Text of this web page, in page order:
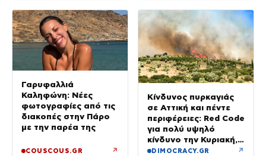
Γαρυφαλλιά
Καληφώνη: Νέες
φωτογραφίες από τις
διακοπές στην Πάρο
με την παρέα της
COUSCOUS.GR ↗
Κίνδυνος πυρκαγιάς
σε Αττική και πέντε
περιφέρειες: Red Code
για πολύ υψηλό
κίνδυνο την Κυριακή,
με μελτέμια έως 8
DIMOCRACY.GR ↗